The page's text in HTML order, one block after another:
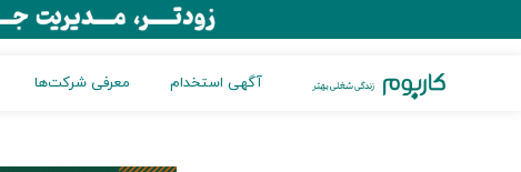
آگهی استخدام معرفی شرکت‌ها